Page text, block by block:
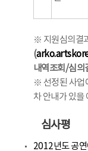
※ 지원심의결
(
내역조회/심의
※ 선정된 사업
차 안내가 있을
심사평
2012년도 공